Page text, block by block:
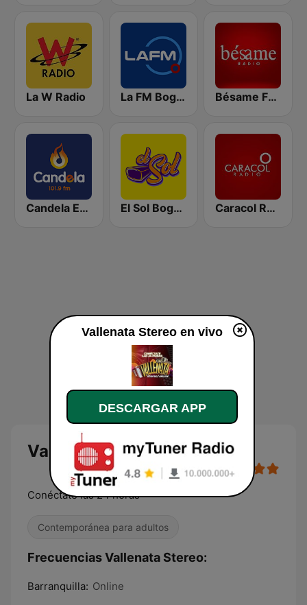
La W Radio La FM Bogotá Bésame FM Bogotá
Candela Estereo 101.9 FM El Sol Bogotá Caracol Radio Medellín
Vallenata Stereo
Conéctate las 24 horas
Contemporánea para adultos
Frecuencias Vallenata Stereo:
Barranquilla: Online
Vallenata Stereo en vivo
DESCARGAR APP